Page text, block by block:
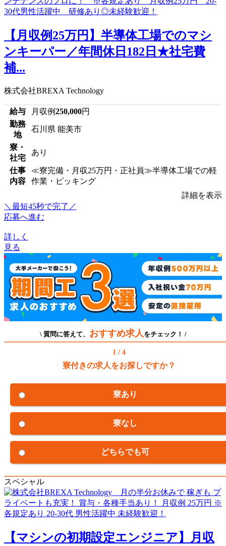
【月収例25万円】半導体工場でのマシ
ンキーパー／年間休日182日★社宅費
補...
株式会社BREXA Technology
給与 月収例250,000円
勤務
地
石川県 能美市
寮・
社宅
あり
仕事
内容
≪寮完備・月収25万円・正社員≫半導体工場での軽
作業・ピッキング
詳細を表示
＼最短45秒で完了／
応募へ進む
詳しく
見る
\ 質問に答えて、 おすすめ求人 をチェック！ /
1 / 4
寮付きの求人をお探しですか？
寮あり
寮なし
どちらでも可
スペシャル
【マシンの初期設定エンジニア】月収